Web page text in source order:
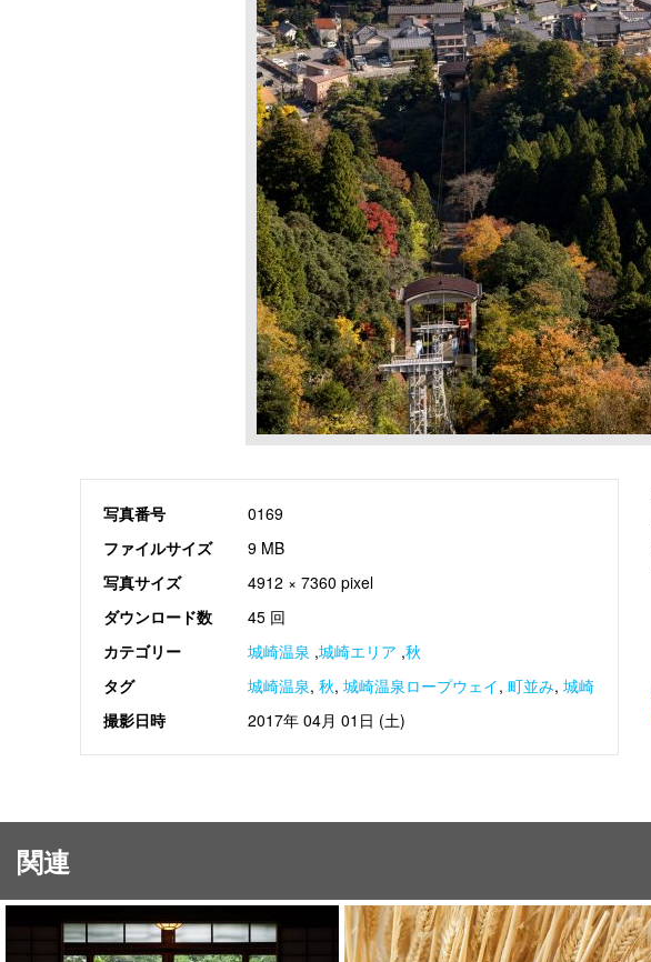
写真番号
0169
ファイルサイズ
9 MB
写真サイズ
4912 × 7360 pixel
ダウンロード数
45 回
カテゴリー
城崎温泉 ,城崎エリア ,秋
タグ
城崎温泉, 秋, 城崎温泉ロープウェイ, 町並み, 城崎
撮影日時
2017年 04月 01日 (土)
関連